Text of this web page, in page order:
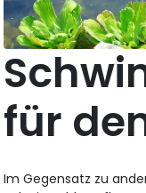
für
Im Gegensatz zu